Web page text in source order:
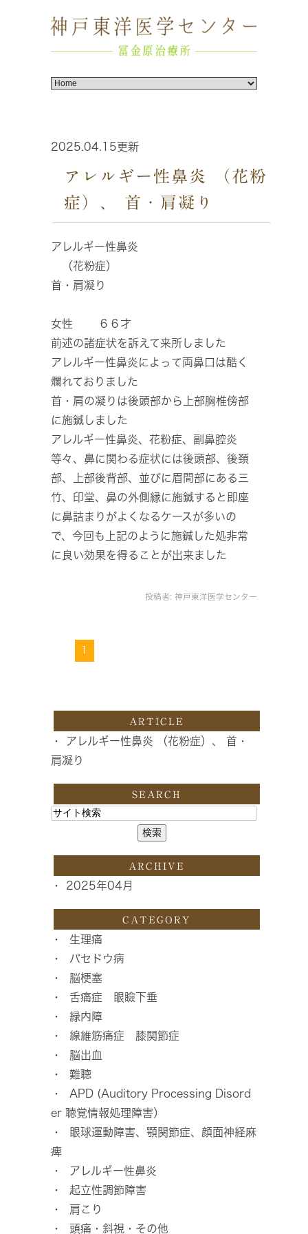
2025.04.15更新
アレルギー性鼻炎 （花粉
症）、 首・肩凝り
アレルギー性鼻炎
（花粉症）
首・肩凝り
女性 ６６才
前述の諸症状を訴えて来所しました
アレルギー性鼻炎によって両鼻口は酷く
爛れておりました
首・肩の凝りは後頭部から上部胸椎傍部
に施鍼しました
アレルギー性鼻炎、花粉症、副鼻腔炎
等々、鼻に関わる症状には後頭部、後頚
部、上部後背部、並びに眉間部にある三
竹、印堂、鼻の外側縁に施鍼すると即座
に鼻詰まりがよくなるケースが多いの
で、今回も上記のように施鍼した処非常
に良い効果を得ることが出来ました
投稿者: 神戸東洋医学センター
ARTICLE
アレルギー性鼻炎 （花粉症）、 首・
肩凝り
SEARCH
ARCHIVE
2025年04月
CATEGORY
生理痛
バセドウ病
脳梗塞
舌痛症 眼瞼下垂
緑内障
線維筋痛症 膝関節症
脳出血
難聴
APD (Auditory Processing Disord
er 聴覚情報処理障害）
眼球運動障害、顎関節症、顔面神経麻
痺
アレルギー性鼻炎
起立性調節障害
肩こり
頭痛・斜視・その他